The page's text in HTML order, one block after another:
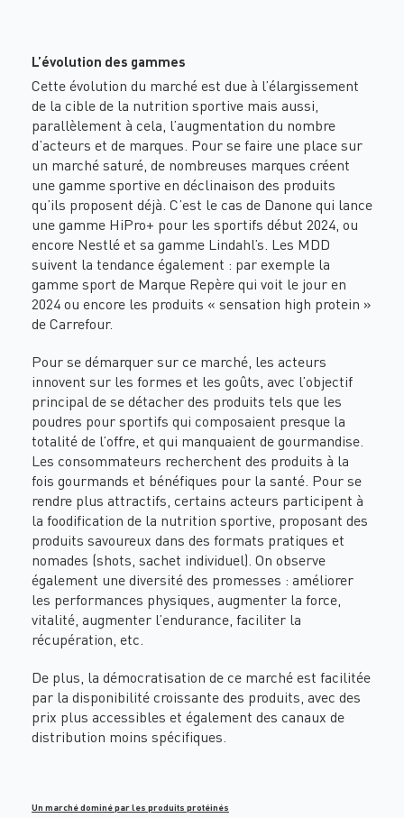
L’évolution des gammes
Cette évolution du marché est due à l’élargissement
de la cible de la nutrition sportive mais aussi,
parallèlement à cela, l’augmentation du nombre
d’acteurs et de marques. Pour se faire une place sur
un marché saturé, de nombreuses marques créent
une gamme sportive en déclinaison des produits
qu’ils proposent déjà. C’est le cas de Danone qui lance
une gamme HiPro+ pour les sportifs début 2024, ou
encore Nestlé et sa gamme Lindahl’s. Les MDD
suivent la tendance également : par exemple la
gamme sport de Marque Repère qui voit le jour en
2024 ou encore les produits « sensation high protein »
de Carrefour.
Pour se démarquer sur ce marché, les acteurs
innovent sur les formes et les goûts, avec l’objectif
principal de se détacher des produits tels que les
poudres pour sportifs qui composaient presque la
totalité de l’offre, et qui manquaient de gourmandise.
Les consommateurs recherchent des produits à la
fois gourmands et bénéfiques pour la santé. Pour se
rendre plus attractifs, certains acteurs participent à
la foodification de la nutrition sportive, proposant des
produits savoureux dans des formats pratiques et
nomades (shots, sachet individuel). On observe
également une diversité des promesses : améliorer
les performances physiques, augmenter la force,
vitalité, augmenter l’endurance, faciliter la
récupération, etc.
De plus, la démocratisation de ce marché est facilitée
par la disponibilité croissante des produits, avec des
prix plus accessibles et également des canaux de
distribution moins spécifiques.
Un marché dominé par les produits protéinés